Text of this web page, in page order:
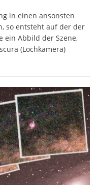
in einen ansonsten
so entsteht auf der der
ein Abbild der Szene,
(Lochkamera)